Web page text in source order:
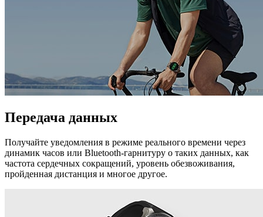
Передача данных
Получайте уведомления в режиме реального времени через
динамик часов или Bluetooth-гарнитуру о таких данных, как
частота сердечных сокращений, уровень обезвоживания,
пройденная дистанция и многое другое.